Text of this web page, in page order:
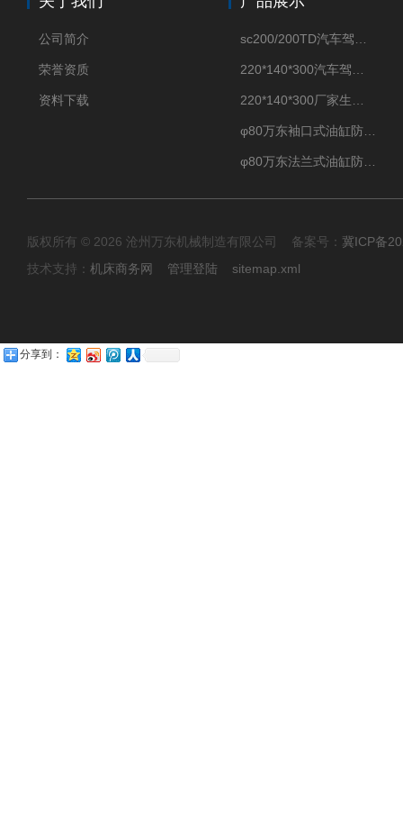
公司简介
荣誉资质
资料下载
版权所有 © 2026 沧州万东机械制造有限公司 备案号： 冀ICP备
技术支持： 机床商务网 管理登陆 sitemap.xml
分享到：